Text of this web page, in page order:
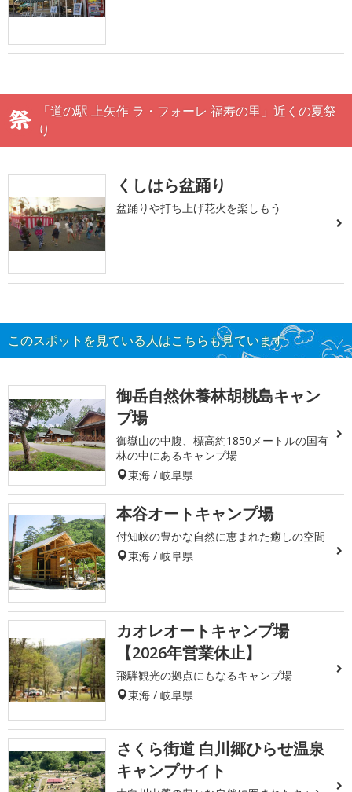
「道の駅 上矢作 ラ・フォーレ 福寿の里」近くの夏祭
り
くしはら盆踊り
盆踊りや打ち上げ花火を楽しもう
このスポットを見ている人はこちらも見ています
御岳自然休養林胡桃島キャン
プ場
御嶽山の中腹、標高約1850メートルの国有
林の中にあるキャンプ場
東海 / 岐阜県
本谷オートキャンプ場
付知峡の豊かな自然に恵まれた癒しの空間
東海 / 岐阜県
カオレオートキャンプ場
【2026年営業休止】
飛騨観光の拠点にもなるキャンプ場
東海 / 岐阜県
さくら街道 白川郷ひらせ温泉
キャンプサイト